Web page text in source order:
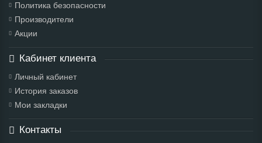
Политика безопасности
Производители
Акции
Кабинет клиента
Личный кабинет
История заказов
Мои закладки
Контакты